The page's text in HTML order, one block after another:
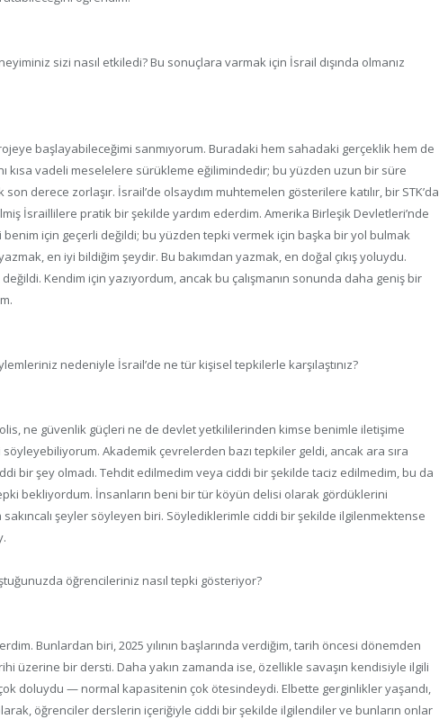
sizi nasıl etkiledi? Bu sonuçlara varmak için İsrail dışında olmanız
başlayabileceğimi sanmıyorum. Buradaki hem sahadaki gerçeklik hem de
kısa vadeli meselelere sürükleme eğilimindedir; bu yüzden uzun bir süre
derece zorlaşır. İsrail’de olsaydım muhtemelen gösterilere katılır, bir STK’da
İsraillilere pratik bir şekilde yardım ederdim. Amerika Birleşik Devletleri’nde
için geçerli değildi; bu yüzden tepki vermek için başka bir yol bulmak
en iyi bildiğim şeydir. Bu bakımdan yazmak, en doğal çıkış yoluydu.
Kendim için yazıyordum, ancak bu çalışmanın sonunda daha geniş bir
nedeniyle İsrail’de ne tür kişisel tepkilerle karşılaştınız?
ne güvenlik güçleri ne de devlet yetkililerinden kimse benimle iletişime
Akademik çevrelerden bazı tepkiler geldi, ancak ara sıra
bir şey olmadı. Tehdit edilmedim veya ciddi bir şekilde taciz edilmedim, bu da
tepki bekliyordum. İnsanların beni bir tür köyün delisi olarak gördüklerini
şeyler söyleyen biri. Söylediklerimle ciddi bir şekilde ilgilenmektense
öğrencileriniz nasıl tepki gösteriyor?
Bunlardan biri, 2025 yılının başlarında verdiğim, tarih öncesi dönemden
üzerine bir dersti. Daha yakın zamanda ise, özellikle savaşın kendisiyle ilgili
doluydu — normal kapasitenin çok ötesindeydi. Elbette gerginlikler yaşandı,
öğrenciler derslerin içeriğiyle ciddi bir şekilde ilgilendiler ve bunların onlar